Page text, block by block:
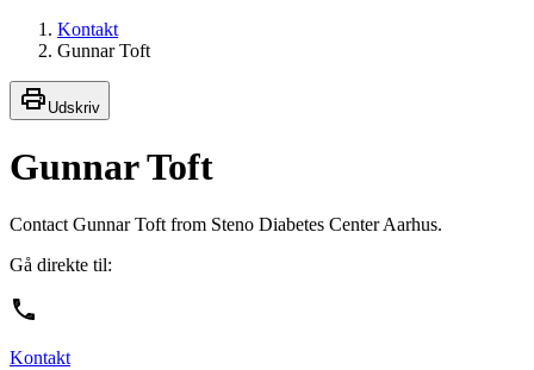
Kontakt
Gunnar Toft
Udskriv
Gunnar Toft
Contact Gunnar Toft from Steno Diabetes Center Aarhus.
Gå direkte til:
Kontakt